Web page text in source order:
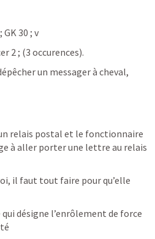
30 ; v
2 ; (3 occurences).
un messager à cheval,
relais postal et le fonctionnaire
à aller porter une lettre au relais
il faut tout faire pour qu’elle
désigne l’enrôlement de force